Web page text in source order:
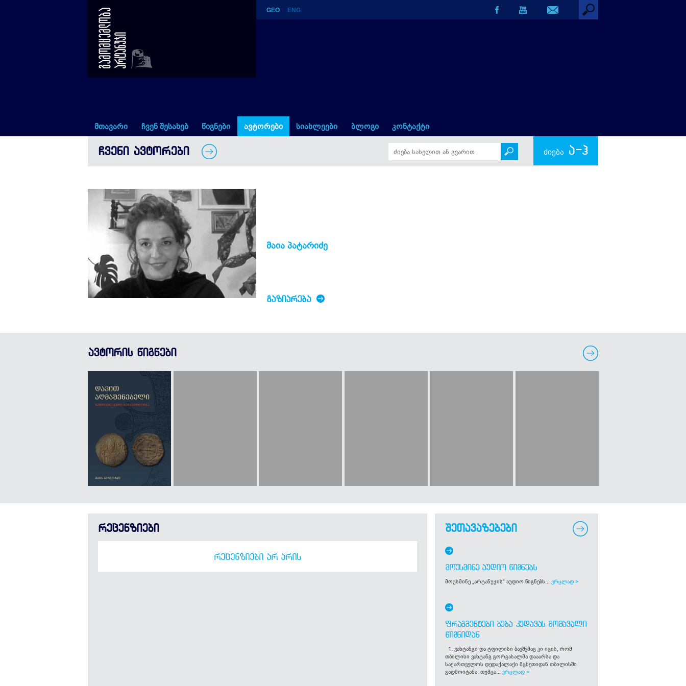
მაია პატარიძე
GEO ENG
მთავარი ჩვენ შესახებ წიგნები ავტორები სიახლეები ბლოგი კონტაქტი
ᲩᲕᲔᲜᲘ ᲐᲕᲢᲝᲠᲔᲑᲘ ძიება ა-ჰ
მაია პატარიძე
ᲒᲐᲖᲘᲐᲠᲔᲑᲐ
ავტორის წიგნები
რეცენზიები
ᲠᲔᲪᲔᲜᲖᲘᲔᲑᲘ ᲐᲠ ᲐᲠᲘᲡ
შეთავაზებები
ᲛᲝᲣᲡᲛᲘᲜᲔ ᲐᲣᲓᲘᲝ ᲬᲘᲒᲜᲔᲑᲡ
მოუსმინე „არტანუჯის“ აუდიო წიგნებს... ვრცლად >
ᲤᲠᲐᲒᲛᲔᲜᲢᲔᲑᲘ ᲑᲣᲑᲐ ᲙᲣᲓᲐᲕᲐᲡ ᲛᲝᲛᲐᲕᲐᲚᲘ
ᲬᲘᲒᲜᲘᲓᲐᲜ
1. ვახტანგი და ტფილისი ბავშვმაც კი იცის, რომ
თბილისი ვახტანგ გორგასალმა დააარსა და
საქართველოს დედაქალაქი მცხეთიდან თბილისში
გადმოიტანა. თუმცა... ვრცლად >